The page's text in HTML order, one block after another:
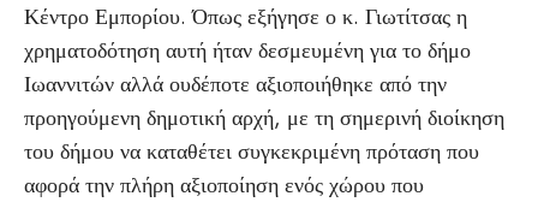
Κέντρο Εμπορίου. Όπως εξήγησε ο κ. Γιωτίτσας η
χρηματοδότηση αυτή ήταν δεσμευμένη για το δήμο
Ιωαννιτών αλλά ουδέποτε αξιοποιήθηκε από την
προηγούμενη δημοτική αρχή, με τη σημερινή διοίκηση
του δήμου να καταθέτει συγκεκριμένη πρόταση που
αφορά την πλήρη αξιοποίηση ενός χώρου που